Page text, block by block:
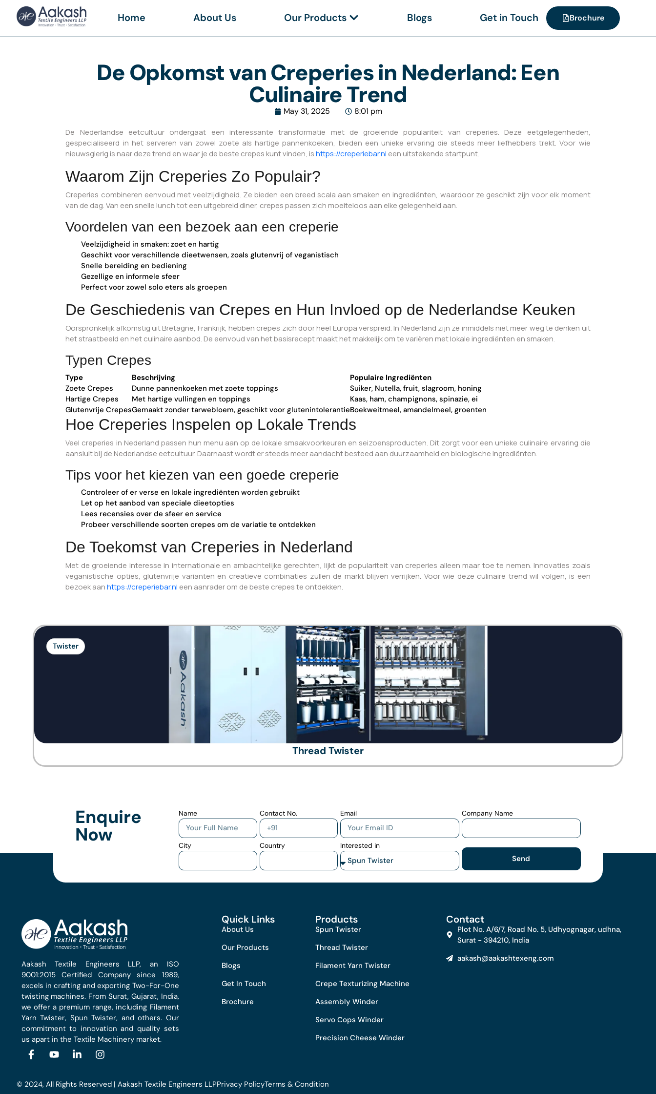
Home About Us Our Products Blogs Get in Touch Brochure
De Opkomst van Creperies in Nederland: Een
Culinaire Trend
May 31, 2025 8:01 pm
De Nederlandse eetcultuur ondergaat een interessante transformatie met de groeiende populariteit van creperies. Deze eetgelegenheden,
gespecialiseerd in het serveren van zowel zoete als hartige pannenkoeken, bieden een unieke ervaring die steeds meer liefhebbers trekt. Voor wie
nieuwsgierig is naar deze trend en waar je de beste crepes kunt vinden, ishttps://creperiebar.nl een uitstekende startpunt.
Waarom Zijn Creperies Zo Populair?
Creperies combineren eenvoud met veelzijdigheid. Ze bieden een breed scala aan smaken en ingrediënten, waardoor ze geschikt zijn voor elk moment
van de dag. Van een snelle lunch tot een uitgebreid diner, crepes passen zich moeiteloos aan elke gelegenheid aan.
Voordelen van een bezoek aan een creperie
Veelzijdigheid in smaken: zoet en hartig
Geschikt voor verschillende dieetwensen, zoals glutenvrij of veganistisch
Snelle bereiding en bediening
Gezellige en informele sfeer
Perfect voor zowel solo eters als groepen
De Geschiedenis van Crepes en Hun Invloed op de Nederlandse Keuken
Oorspronkelijk afkomstig uit Bretagne, Frankrijk, hebben crepes zich door heel Europa verspreid. In Nederland zijn ze inmiddels niet meer weg te denken uit
het straatbeeld en het culinaire aanbod. De eenvoud van het basisrecept maakt het makkelijk om te variëren met lokale ingrediënten en smaken.
Typen Crepes
Type Beschrijving
Populaire Ingrediënten
Zoete Crepes
Dunne pannenkoeken met zoete toppings
Suiker, Nutella, fruit, slagroom, honing
Hartige Crepes
Met hartige vullingen en toppings
Kaas, ham, champignons, spinazie, ei
Glutenvrije CrepesGemaakt zonder tarwebloem, geschikt voor glutenintolerantieBoekweitmeel, amandelmeel, groenten
Hoe Creperies Inspelen op Lokale Trends
Veel creperies in Nederland passen hun menu aan op de lokale smaakvoorkeuren en seizoensproducten. Dit zorgt voor een unieke culinaire ervaring die
aansluit bij de Nederlandse eetcultuur. Daarnaast wordt er steeds meer aandacht besteed aan duurzaamheid en biologische ingrediënten.
Tips voor het kiezen van een goede creperie
Controleer of er verse en lokale ingrediënten worden gebruikt
Let op het aanbod van speciale dieetopties
Lees recensies over de sfeer en service
Probeer verschillende soorten crepes om de variatie te ontdekken
De Toekomst van Creperies in Nederland
Met de groeiende interesse in internationale en ambachtelijke gerechten, lijkt de populariteit van creperies alleen maar toe te nemen. Innovaties zoals
veganistische opties, glutenvrije varianten en creatieve combinaties zullen de markt blijven verrijken. Voor wie deze culinaire trend wil volgen, is een
bezoek aanhttps://creperiebar.nl een aanrader om de beste crepes te ontdekken.
Twister
Thread Twister
Enquire
Now
Name Contact No. Email Company Name
City Country Interested in
Send
Aakash Textile Engineers LLP, an ISO
9001:2015 Certified Company since 1989,
excels in crafting and exporting Two-For-One
twisting machines. From Surat, Gujarat, India,
we offer a premium range, including Filament
Yarn Twister, Spun Twister, and others. Our
commitment to innovation and quality sets
us apart in the Textile Machinery market.
Quick Links
About Us
Our Products
Blogs
Get In Touch
Brochure
Products
Spun Twister
Thread Twister
Filament Yarn Twister
Crepe Texturizing Machine
Assembly Winder
Servo Cops Winder
Precision Cheese Winder
Contact
Plot No. A/6/7, Road No. 5, Udhyognagar, udhna,
Surat - 394210, India
aakash@aakashtexeng.com
© 2024, All Rights Reserved | Aakash Textile Engineers LLPPrivacy PolicyTerms & Condition